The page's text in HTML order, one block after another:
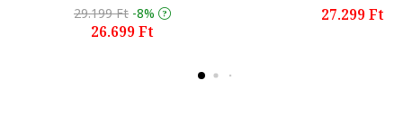
29.199 Ft -8%
26.699 Ft
27.299 Ft